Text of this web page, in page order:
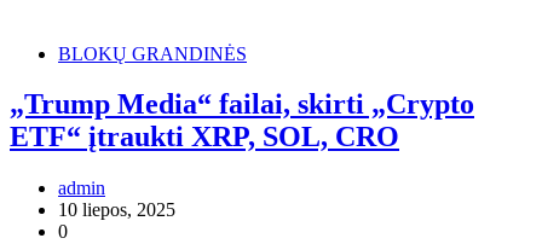
BLOKŲ GRANDINĖS
„Trump Media“ failai, skirti „Crypto
ETF“ įtraukti XRP, SOL, CRO
admin
10 liepos, 2025
0